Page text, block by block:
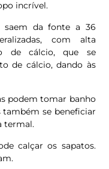
incrível.
saem da fonte a 36
com alta
de cálcio, que se
de cálcio, dando às
podem tomar banho
também se beneficiar
termal.
calçar os sapatos.